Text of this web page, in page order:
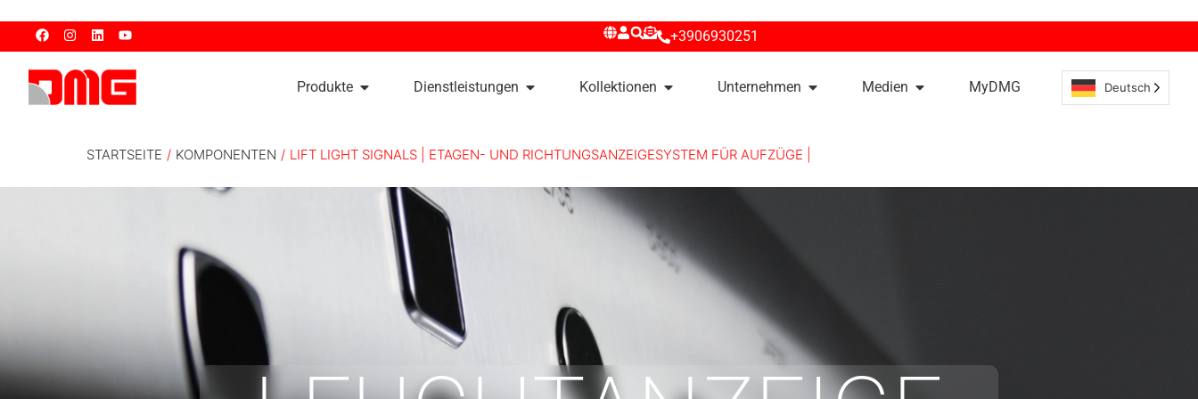
+3906930251
Produkte Dienstleistungen Kollektionen Unternehmen Medien MyDMG Deutsch
STARTSEITE / KOMPONENTEN / LIFT LIGHT SIGNALS | ETAGEN- UND RICHTUNGSANZEIGESYSTEM FÜR AUFZÜGE |